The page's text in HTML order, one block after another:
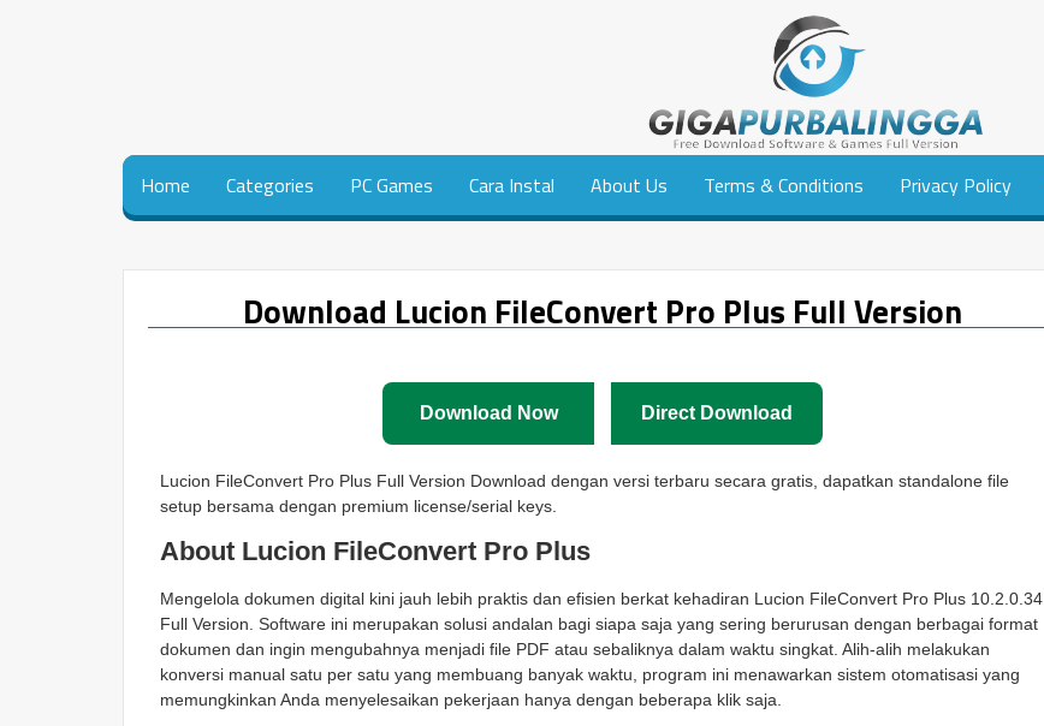
Home Categories PC Games Cara Instal About Us Terms & Conditions Privacy Policy
Download Lucion FileConvert Pro Plus Full Version
Download Now Direct Download
Lucion FileConvert Pro Plus Full Version Download dengan versi terbaru secara gratis, dapatkan standalone file
setup bersama dengan premium license/serial keys.
About Lucion FileConvert Pro Plus
Mengelola dokumen digital kini jauh lebih praktis dan efisien berkat kehadiran Lucion FileConvert Pro Plus 10.2.0.34
Full Version. Software ini merupakan solusi andalan bagi siapa saja yang sering berurusan dengan berbagai format
dokumen dan ingin mengubahnya menjadi file PDF atau sebaliknya dalam waktu singkat. Alih-alih melakukan
konversi manual satu per satu yang membuang banyak waktu, program ini menawarkan sistem otomatisasi yang
memungkinkan Anda menyelesaikan pekerjaan hanya dengan beberapa klik saja.